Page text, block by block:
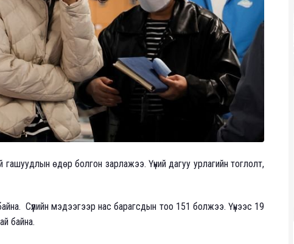
гашуудлын өдөр болгон зарлажээ. Үүний дагуу урлагийн тоглолт,
Сүүлийн мэдээгээр нас барагсдын тоо 151 болжээ. Үүнээс 19
байна.